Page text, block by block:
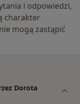
i odpowiedzi,
charakter
mogą zastąpić
Dorota